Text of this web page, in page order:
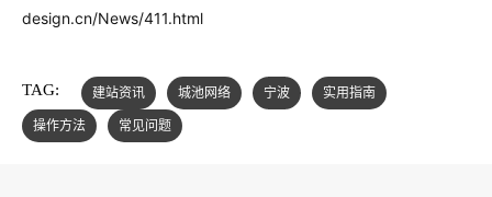
design.cn/News/411.html
TAG: 建站资讯 城池网络 宁波
实用指南
操作方法
常见问题